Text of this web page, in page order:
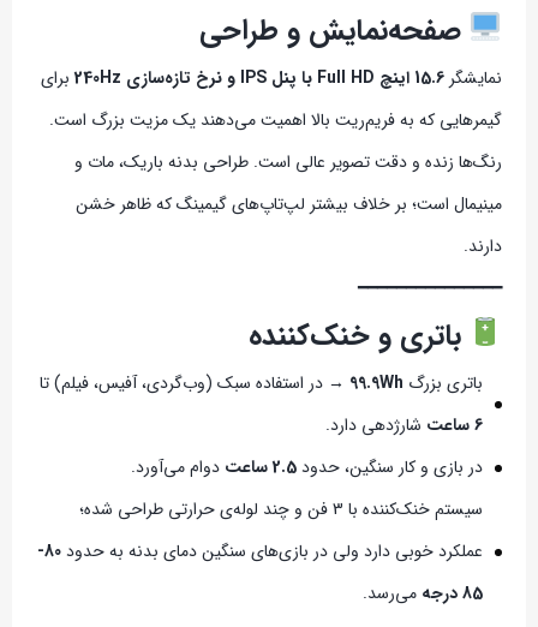
صفحه‌نمایش و طراحی
نمایشگر 15.6 اینچ Full HD با پنل IPS و نرخ تازه‌سازی 240Hz
برای
گیمرهایی که به فریم‌ریت بالا اهمیت می‌دهند یک مزیت بزرگ است.
رنگ‌ها زنده و دقت تصویر عالی است. طراحی بدنه باریک، مات و
مینیمال است؛ بر خلاف بیشتر لپ‌تاپ‌های گیمینگ که ظاهر خشن
دارند.
━━━━━━━━━━━━━━━
باتری و خنک‌کننده
باتری بزرگ 99.9Wh → در استفاده سبک (وب‌گردی، آفیس، فیلم) تا
6 ساعت
شارژدهی دارد.
در بازی و کار سنگین، حدود2.5 ساعت
دوام می‌آورد.
سیستم خنک‌کننده با 3 فن و چند لوله‌ی حرارتی طراحی شده؛
عملکرد خوبی دارد ولی در بازی‌های سنگین دمای بدنه به حدود
80-
85 درجه
می‌رسد.